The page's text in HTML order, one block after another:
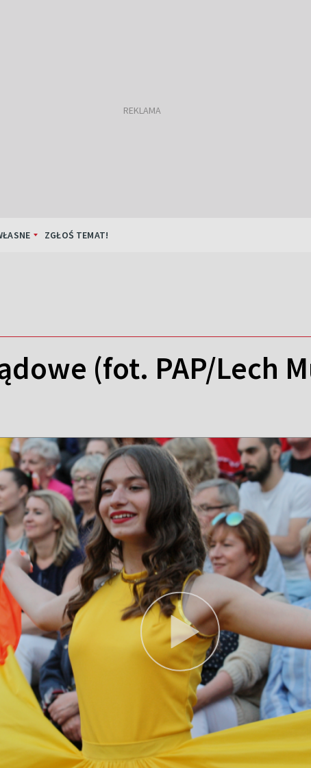
ZGŁOŚ TEMAT!
(fot. PAP/Lech